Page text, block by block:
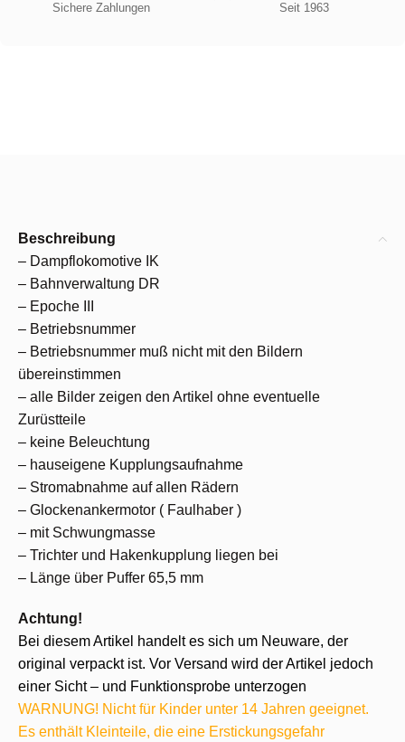
Sichere Zahlungen Seit 1963
Beschreibung
– Dampflokomotive IK
– Bahnverwaltung DR
– Epoche III
– Betriebsnummer
– Betriebsnummer muß nicht mit den Bildern
übereinstimmen
– alle Bilder zeigen den Artikel ohne eventuelle
Zurüstteile
– keine Beleuchtung
– hauseigene Kupplungsaufnahme
– Stromabnahme auf allen Rädern
– Glockenankermotor ( Faulhaber )
– mit Schwungmasse
– Trichter und Hakenkupplung liegen bei
– Länge über Puffer 65,5 mm
Achtung!
Bei diesem Artikel handelt es sich um Neuware, der
original verpackt ist. Vor Versand wird der Artikel jedoch
einer Sicht – und Funktionsprobe unterzogen
WARNUNG! Nicht für Kinder unter 14 Jahren geeignet.
Es enthält Kleinteile, die eine Erstickungsgefahr